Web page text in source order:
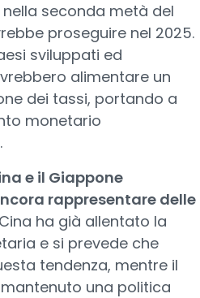
seconda metà del
proseguire nel 2025.
sviluppati ed
alimentare un
dei tassi, portando a
monetario
e il Giappone
rappresentare delle
Cina ha già allentato la
e si prevede che
tendenza, mentre il
una politica